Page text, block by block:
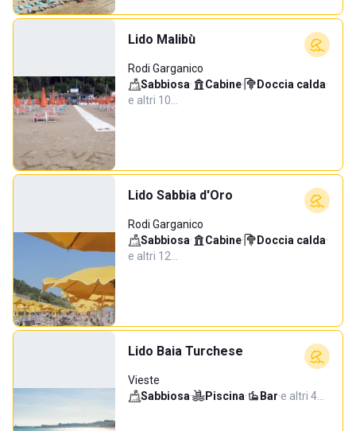
Lido Malibù
Rodi Garganico
Sabbiosa· Cabine· Doccia calda·
e altri 10…
Lido Sabbia d'Oro
Rodi Garganico
Sabbiosa· Cabine· Doccia calda·
e altri 12…
Lido Baia Turchese
Vieste
Sabbiosa· Piscina· Bar·e altri 4…